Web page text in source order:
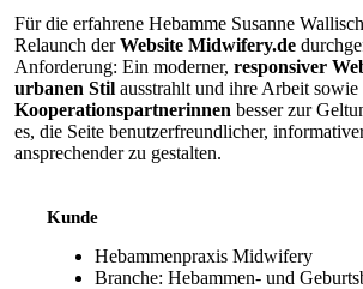
Storch gelandet, Website
Für die erfahrene Hebamme Susanne
Relaunch derWebsite Midwifery.de
Anforderung: Ein moderner,responsiver
urbanen Stil ausstrahlt und ihre Arbeit sowie
Kooperationspartnerinnen besser zur
es, die Seite benutzerfreundlicher,
ansprechender zu gestalten.
Kunde
Hebammenpraxis Midwifery
Branche: Hebammen- und